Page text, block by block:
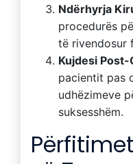
Ndërhyrja
procedurës
të rivendosur
Kujdesi
pacientit pas
udhëzimeve
suksesshëm.